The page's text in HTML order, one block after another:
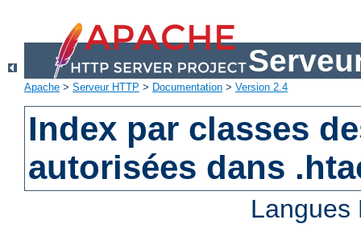
Apache > Serveur HTTP > Documentation > Version 2.4
Index par classes
autorisées dans